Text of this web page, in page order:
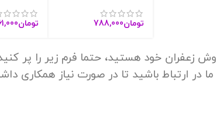
1801
تومان788,000 تومان
زعفران خود هستید، حتما فرم زیر را پر
در ارتباط باشید تا در صورت نیاز همکاری